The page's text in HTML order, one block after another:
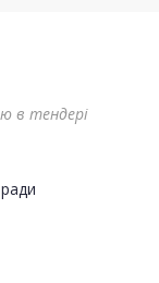
в тендері